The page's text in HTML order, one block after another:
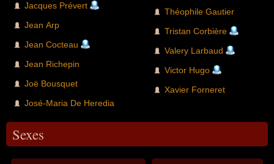
Jacques Prévert
Jean Arp
Jean Cocteau
Jean Richepin
Joë Bousquet
José-Maria De Heredia
Théophile Gautier
Tristan Corbière
Valery Larbaud
Victor Hugo
Xavier Forneret
Sexes